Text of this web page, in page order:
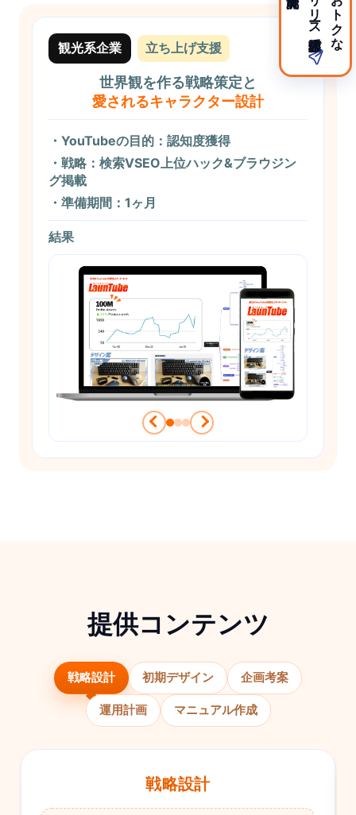
観光系企業 立ち上げ支援
世界観を作る戦略策定と
愛されるキャラクター設計
・YouTubeの目的：認知度獲得
・戦略：検索VSEO上位ハック&ブラウジン
グ掲載
・準備期間：1ヶ月
結果
提供コンテンツ
戦略設計 初期デザイン 企画考案
運用計画 マニュアル作成
戦略設計
おトクな
リリース記念価格で